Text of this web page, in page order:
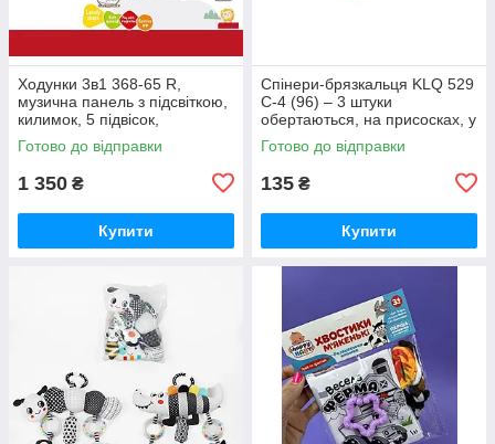
Ходунки 3в1 368-65 R,
музична панель з підсвіткою,
килимок, 5 підвісок,
регулювання гучності, для
малюків
Готово до відправки
1 350 ₴
Купити
Спінери-брязкальця KLQ 529
C-4 (96) – 3 штуки
обертаються, на присосках, у
пакеті
Готово до відправки
135 ₴
Купити